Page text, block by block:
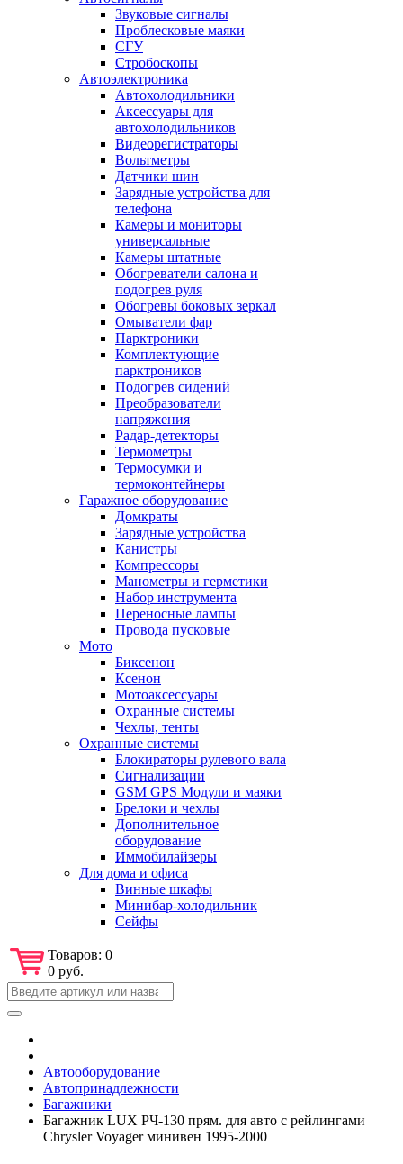
Звуковые сигналы
Проблесковые маяки
СГУ
Стробоскопы
Автоэлектроника
Автохолодильники
Аксессуары для
автохолодильников
Видеорегистраторы
Вольтметры
Датчики шин
Зарядные устройства для
телефона
Камеры и мониторы
универсальные
Камеры штатные
Обогреватели салона и
подогрев руля
Обогревы боковых зеркал
Омыватели фар
Парктроники
Комплектующие
парктроников
Подогрев сидений
Преобразователи
напряжения
Радар-детекторы
Термометры
Термосумки и
термоконтейнеры
Гаражное оборудование
Домкраты
Зарядные устройства
Канистры
Компрессоры
Манометры и герметики
Набор инструмента
Переносные лампы
Провода пусковые
Мото
Биксенон
Ксенон
Мотоаксессуары
Охранные системы
Чехлы, тенты
Охранные системы
Блокираторы рулевого вала
Сигнализации
GSM GPS Модули и маяки
Брелоки и чехлы
Дополнительное
оборудование
Иммобилайзеры
Для дома и офиса
Винные шкафы
Минибар-холодильник
Сейфы
Товаров: 0
0 руб.
Автооборудование
Автопринадлежности
Багажники
Багажник LUX РЧ-130 прям. для авто с рейлингами
Chrysler Voyager минивен 1995-2000